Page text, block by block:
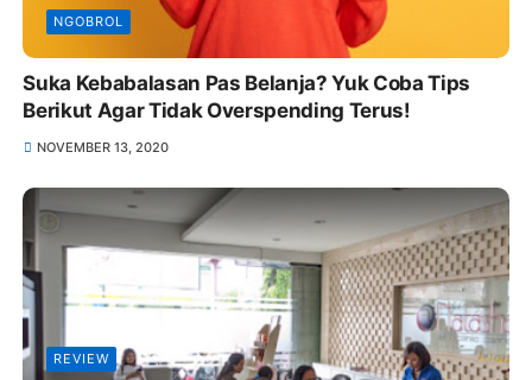
NGOBROL
Suka Kebabalasan Pas Belanja? Yuk Coba Tips
Berikut Agar Tidak Overspending Terus!
NOVEMBER 13, 2020
REVIEW